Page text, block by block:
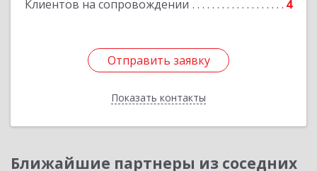
Клиентов на сопровождении 4
Отправить заявку
Показать контакты
Отправить заявку
Назад
Ближайшие партнеры из соседних